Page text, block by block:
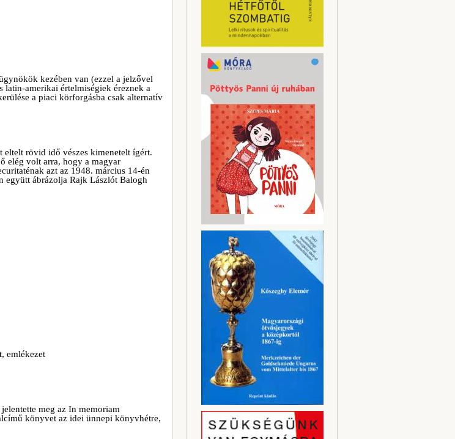
kezében van (ezzel a jelzővel
latin-amerikai értelmiségiek éreznek a
a piaci körforgásba csak alternatív
eltelt rövid idő vészes kimenetelt ígért.
elég volt arra, hogy a magyar
azt az 1948. március 14-én
együtt ábrázolja Rajk Lászlót Balogh
emlékezet
meg az In memoriam
könyvet az idei ünnepi könyvhétre,